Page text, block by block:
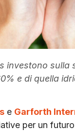
investono sulla
e di quella
e Garforth
per un